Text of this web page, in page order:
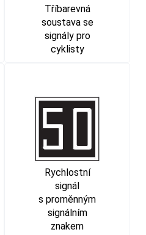
Tříbarevná
soustava se
signály pro
cyklisty
Rychlostní
signál
s proměnným
signálním
znakem